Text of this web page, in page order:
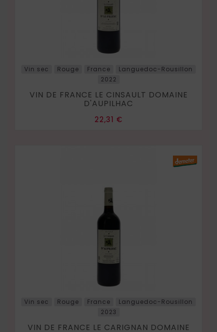
Vin sec Rouge France
Languedoc-Rousillon
2022
VIN DE FRANCE LE CINSAULT DOMAINE
D'AUPILHAC
Prix
22,31 €
Vin sec Rouge France
Languedoc-Rousillon
2023
VIN DE FRANCE LE CARIGNAN DOMAINE